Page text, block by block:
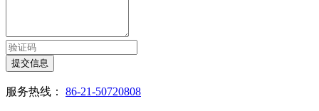
提交信息
服务热线： 86-21-50720808